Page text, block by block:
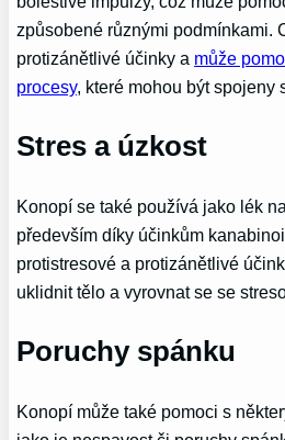
způsobené různými podmínkami.
protizánětlivé účinky a může
procesy, které mohou být spojeny
Stres a úzkost
Konopí se také používá jako lék
především díky účinkům
protistresové a protizánětlivé
uklidnit tělo a vyrovnat se se
Poruchy spánku
Konopí může také pomoci s